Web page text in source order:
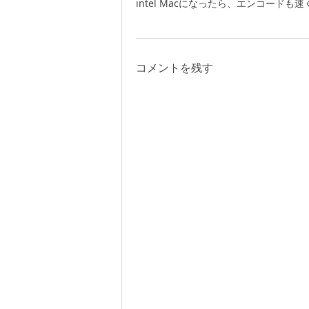
intel Macになったら、エンコードも速
コメントを残す